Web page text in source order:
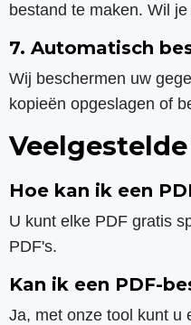
bestand te maken. Wil
7. Automatisch
Wij beschermen uw
kopieën opgeslagen of
Hoe kan ik een
U kunt elke PDF gratis
PDF's.
Kan ik een PDF-
Ja, met onze tool kunt u